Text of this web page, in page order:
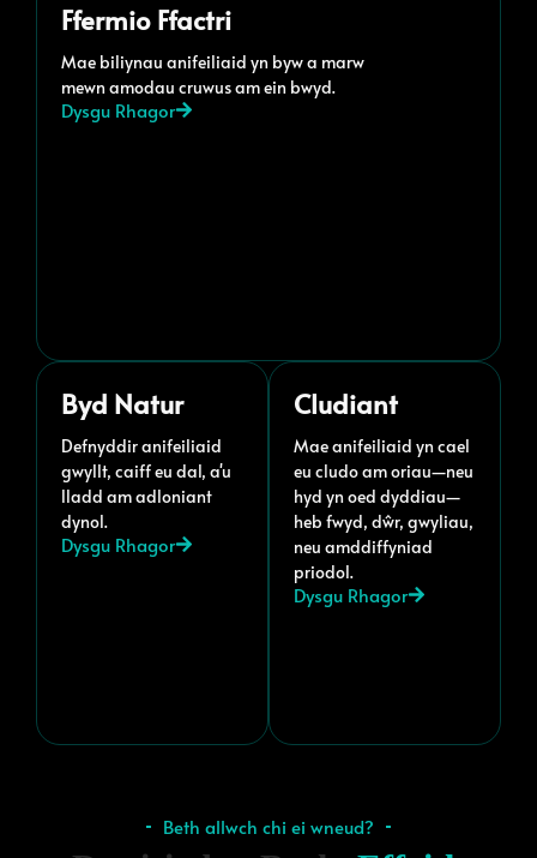
Ffermio Ffactri
Mae biliynau anifeiliaid yn byw a marw
mewn amodau cruwus am ein bwyd.
Dysgu Rhagor
Byd Natur
Defnyddir anifeiliaid
gwyllt, caiff eu dal, a'u
lladd am adloniant
dynol.
Dysgu Rhagor
Cludiant
Mae anifeiliaid yn cael
eu cludo am oriau—neu
hyd yn oed dyddiau—
heb fwyd, dŵr, gwyliau,
neu amddiffyniad
priodol.
Dysgu Rhagor
Beth allwch chi ei wneud?